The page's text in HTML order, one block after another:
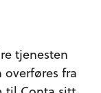
tjenesten
fra